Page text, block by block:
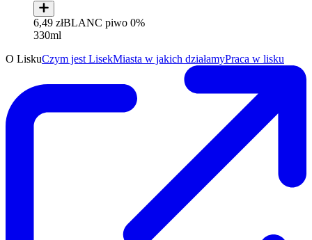
6,49 złBLANC piwo 0%
330ml
O LiskuCzym jest LisekMiasta w jakich działamyPraca w lisku